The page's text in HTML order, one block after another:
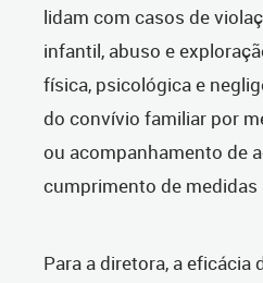
lidam com casos de
infantil, abuso e
física, psicológica e
do convívio familiar por
ou acompanhamento de
cumprimento de
Para a diretora, a eficácia